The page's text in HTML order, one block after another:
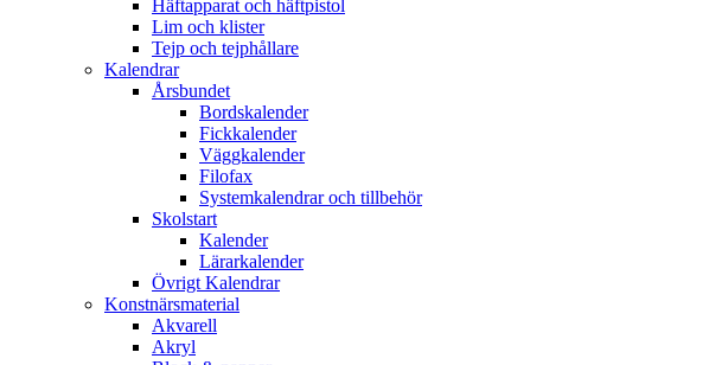
Häftapparat och häftpistol
Lim och klister
Tejp och tejphållare
Kalendrar
Årsbundet
Bordskalender
Fickkalender
Väggkalender
Filofax
Systemkalendrar och tillbehör
Skolstart
Kalender
Lärarkalender
Övrigt Kalendrar
Konstnärsmaterial
Akvarell
Akryl